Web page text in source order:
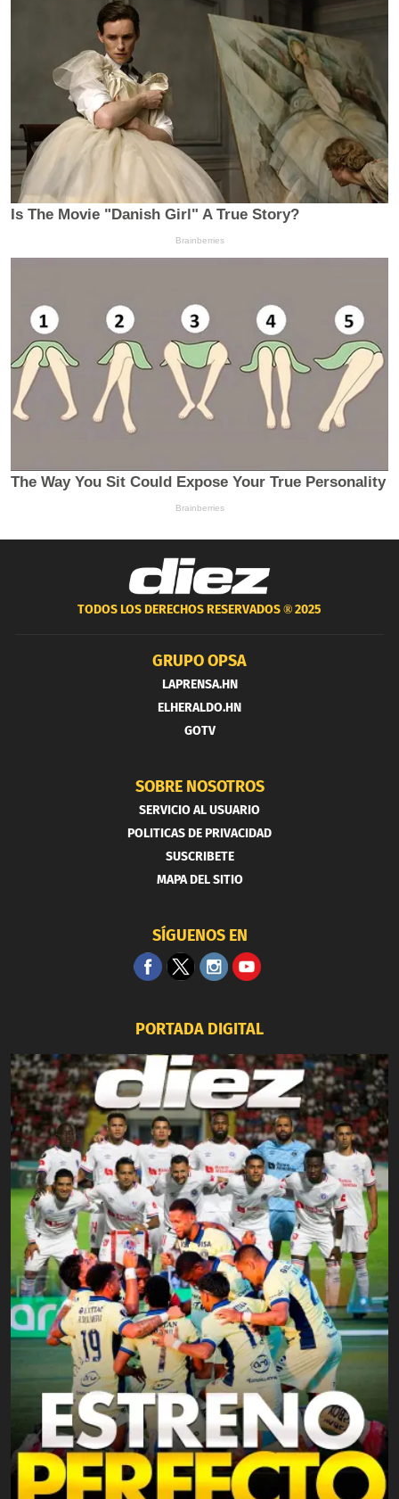
TODOS LOS DERECHOS RESERVADOS ®2025
GRUPO OPSA
LAPRENSA.HN
ELHERALDO.HN
GOTV
SOBRE NOSOTROS
SERVICIO AL USUARIO
POLITICAS DE PRIVACIDAD
SUSCRIBETE
MAPA DEL SITIO
SÍGUENOS EN
PORTADA DIGITAL